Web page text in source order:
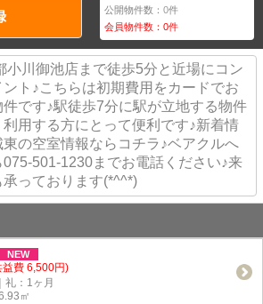
公開物件数：0件
会員物件数：0件
小川御池店まで徒歩5分と近場にコン
ト♪こちらは初期費用をカードでお
です♪駅徒歩7分に駅が立地する物件
用する方にとって便利です♪新着情
の空室情報ならコチラ♪ベアクルへ
501-1230までお電話ください♪来
っております(*^^*)
NEW
費 6,500円)
礼：1ヶ月
㎡